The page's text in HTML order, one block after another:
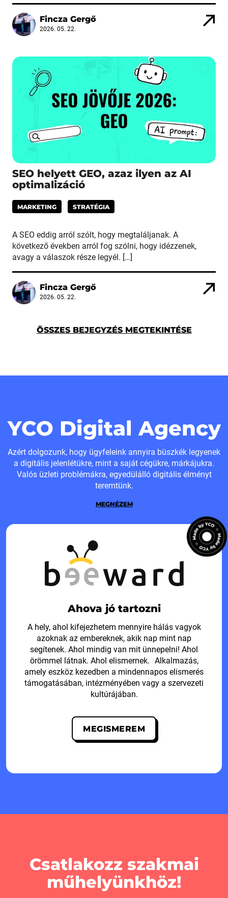
Fincza Gergő
2026. 05. 22.
SEO helyett GEO, azaz ilyen az AI
optimalizáció
MARKETING STRATÉGIA
A SEO eddig arról szólt, hogy megtaláljanak. A
következő években arról fog szólni, hogy idézzenek,
avagy a válaszok része legyél. […]
Fincza Gergő
2026. 05. 22.
ÖSSZES BEJEGYZÉS MEGTEKINTÉSE
YCO Digital Agency
Azért dolgozunk, hogy ügyfeleink annyira büszkék legyenek
a digitális jelenlétükre, mint a saját cégükre, márkájukra.
Valós üzleti problémákra, egyedülálló digitális élményt
teremtünk.
MEGNÉZEM
Ahova jó tartozni
A hely, ahol kifejezhetem mennyire hálás vagyok
azoknak az embereknek, akik nap mint nap
segítenek. Ahol mindig van mit ünnepelni! Ahol
örömmel látnak. Ahol elismernek. Alkalmazás,
amely eszköz kezedben a mindennapos elismerés
támogatásában, intézményében vagy a szervezeti
kultúrájában.
MEGISMEREM
Csatlakozz szakmai
műhelyünkhöz!